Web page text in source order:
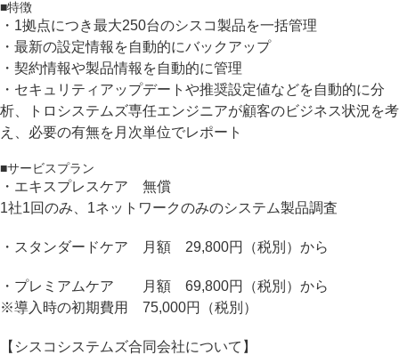
■特徴
・1拠点につき最大250台のシスコ製品を一括管理
・最新の設定情報を自動的にバックアップ
・契約情報や製品情報を自動的に管理
・セキュリティアップデートや推奨設定値などを自動的に分
析、トロシステムズ専任エンジニアが顧客のビジネス状況を考
え、必要の有無を月次単位でレポート
■サービスプラン
・エキスプレスケア 無償
1社1回のみ、1ネットワークのみのシステム製品調査
・スタンダードケア 月額 29,800円（税別）から
・プレミアムケア 月額 69,800円（税別）から
※導入時の初期費用 75,000円（税別）
【シスコシステムズ合同会社について】